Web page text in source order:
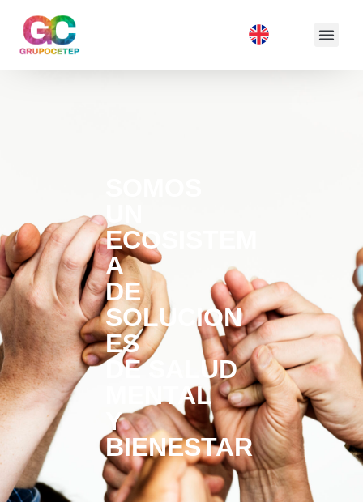
UN
ECOSISTEM
A
DE
SOLUCION
ES
DE SALUD
MENTAL
Y
BIENESTAR